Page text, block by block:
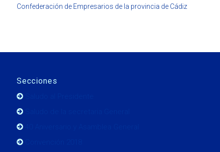
Confederación de Empresarios de la provincia de Cádiz
Secciones